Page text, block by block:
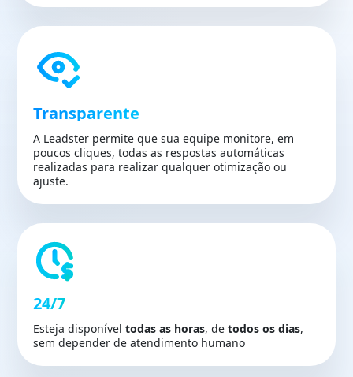
Transparente
A Leadster permite que sua equipe monitore, em
poucos cliques, todas as respostas automáticas
realizadas para realizar qualquer otimização ou
ajuste.
24/7
Esteja disponíveltodas as horas, detodos os dias,
sem depender de atendimento humano